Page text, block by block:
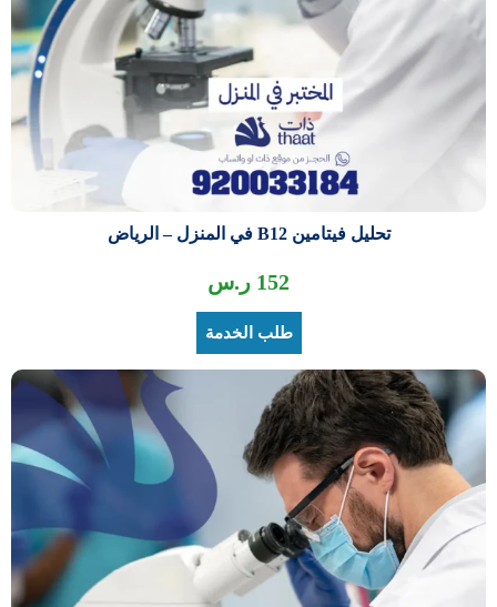
تحليل فيتامين B12 في المنزل – الرياض
152 ر.س
طلب الخدمة